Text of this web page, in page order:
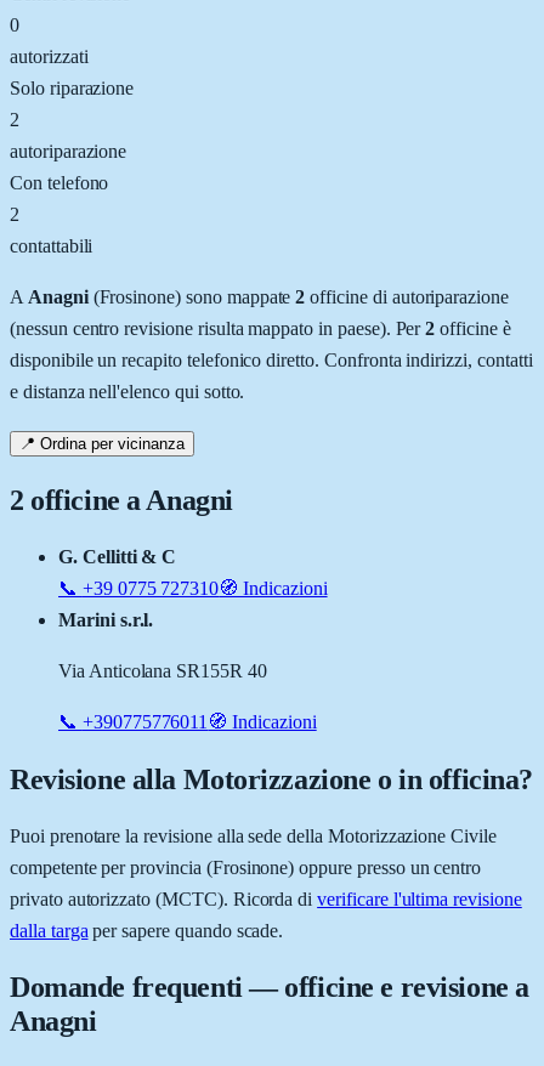
0
autorizzati
Solo riparazione
2
autoriparazione
Con telefono
2
contattabili
A Anagni(Frosinone) sono mappate2 officinedi autoriparazione
(nessun centro revisione risulta mappato in paese). Per2 officine è
disponibile un recapito telefonico diretto. Confronta indirizzi, contatti
e distanza nell'elenco qui sotto.
📍 Ordina per vicinanza
2 officine a Anagni
G. Cellitti & C
📞 +39 0775 727310🧭 Indicazioni
Marini s.r.l.
Via Anticolana SR155R 40
📞 +390775776011 🧭 Indicazioni
Revisione alla Motorizzazione o in officina?
Puoi prenotare la revisione alla sede della Motorizzazione Civile
competente per provincia (Frosinone) oppure presso un centro
privato autorizzato (MCTC). Ricorda di verificare l'ultima revisione
dalla targa per sapere quando scade.
Domande frequenti — officine e revisione a
Anagni